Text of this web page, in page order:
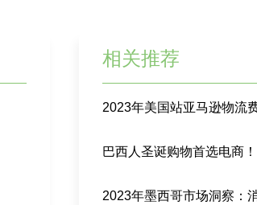
相关推荐
2023年美国站亚马逊物流
巴西人圣诞购物首选电商
2023年墨西哥市场洞察：